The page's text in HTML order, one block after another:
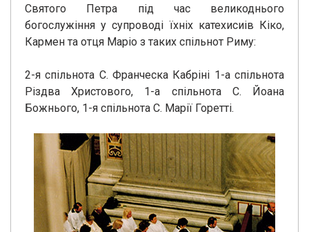
Святого Петра під час великоднього
богослужіння у супроводі їхніх катехисиів Кіко,
Кармен та отця Маріо з таких спільнот Риму:
2-я спільнота С. Франческа Кабріні 1-а спільнота
Різдва Христового, 1-а спільнота С. Йоана
Божнього, 1-я спільнота С. Марії Горетті.